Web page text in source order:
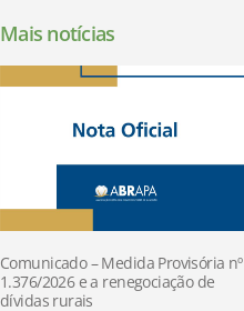
Mais notícias
Comunicado – Medida Provisória nº
1.376/2026 e a renegociação de
dívidas rurais